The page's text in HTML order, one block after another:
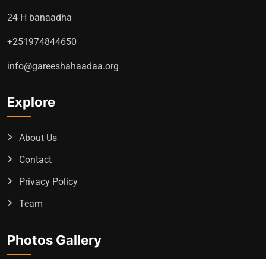
24 H banaadha
+251974844650
info@gareeshahaadaa.org
Explore
About Us
Contact
Privacy Policy
Team
Photos Gallery